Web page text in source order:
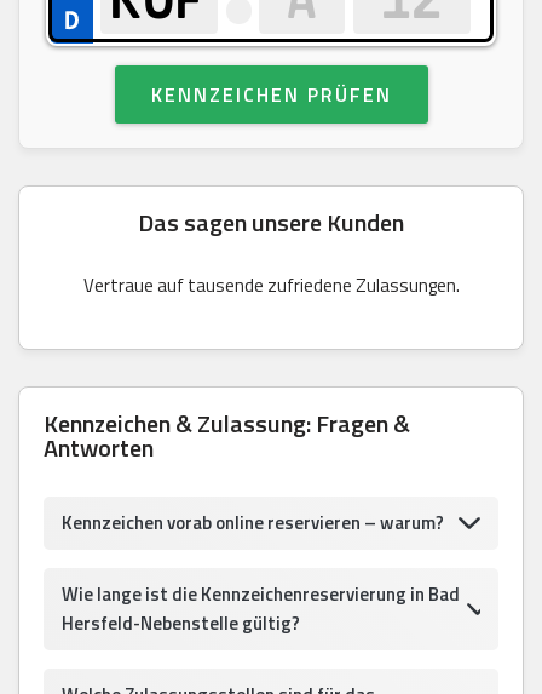
KENNZEICHEN PRÜFEN
Das sagen unsere Kunden
Vertraue auf tausende zufriedene Zulassungen.
Kennzeichen & Zulassung: Fragen &
Antworten
Kennzeichen vorab online reservieren – warum?
Wie lange ist die Kennzeichenreservierung in Bad
Hersfeld-Nebenstelle gültig?